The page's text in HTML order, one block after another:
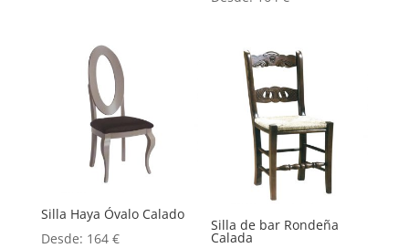
Silla Haya Óvalo Calado
Desde: 164 €
Silla de bar Rondeña
Calada